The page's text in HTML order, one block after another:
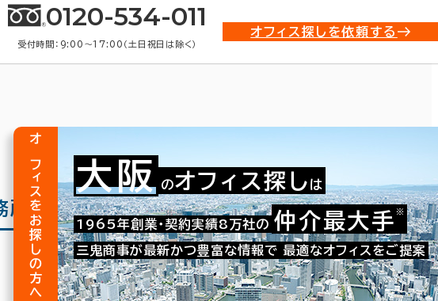
0120-534-011
受付時間：9:00〜17:00（土日祝日は除く）
オフィス探しを依頼する
)・賃貸オフィス物件一覧
条件で絞り込む
オフィスをお探しの方へ 大阪 のオフィス探し は
1965年創業・契約実績8万社の 仲介最大手 ※
三鬼商事が最新かつ豊富な情報で 最適なオフィスをご提案